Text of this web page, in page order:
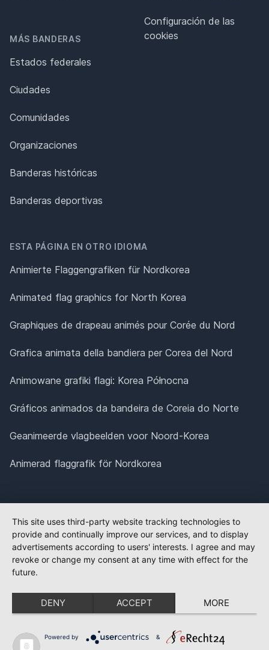
MÁS BANDERAS
Estados federales
Ciudades
Comunidades
Organizaciones
Banderas históricas
Banderas deportivas
Configuración de las
cookies
ESTA PÁGINA EN OTRO IDIOMA
Animierte Flaggengrafiken für Nordkorea
Animated flag graphics for North Korea
Graphiques de drapeau animés pour Corée du Nord
Grafica animata della bandiera per Corea del Nord
Animowane grafiki flagi: Korea Północna
Gráficos animados da bandeira de Coreia do Norte
Geanimeerde vlagbeelden voor Noord-Korea
Animerad flaggrafik för Nordkorea
This site uses third-party website tracking technologies to
provide and continually improve our services, and to display
advertisements according to users' interests. I agree and may
revoke or change my consent at any time with effect for the
future.
DENY ACCEPT MORE
Powered by &